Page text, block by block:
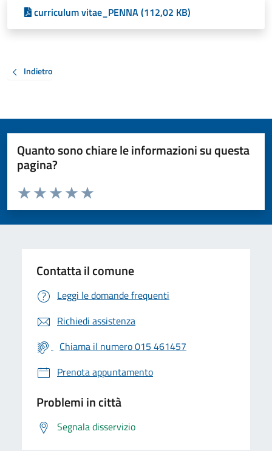
curriculum vitae_PENNA (112,02 KB)
Indietro
Quanto sono chiare le informazioni su questa
pagina?
Valuta da 1 a 5 stelle la pagina
Valuta 5 stelle su 5
Valuta 4 stelle su 5
Valuta 3 stelle su 5
Valuta 2 stelle su 5
Valuta 1 stelle su 5
Contatta il comune
Leggi le domande frequenti
Richiedi assistenza
Chiama il numero 015 461457
Prenota appuntamento
Problemi in città
Segnala disservizio